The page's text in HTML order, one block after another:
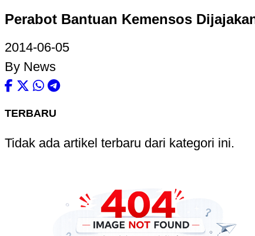
Perabot Bantuan Kemensos
2014-06-05
By News
TERBARU
Tidak ada artikel terbaru dari kategori ini.